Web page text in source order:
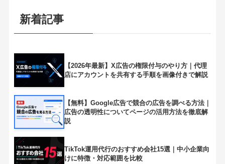
新着記事
【2026年最新】X広告の権限付与のやり方｜代理
店にアカウントを共有する手順を画像付きで解説
【無料】Google広告で競合の広告を調べる方法｜
広告の透明性についてページの活用方法を徹底解
説
TikTok運用代行のおすすめ会社15選｜中小企業向
けに特徴・対応範囲を比較